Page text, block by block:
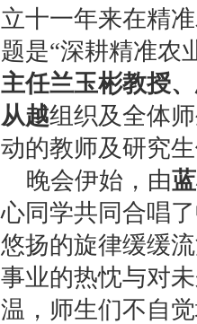
立十一年来在精
题是“深耕精准农
主任兰玉彬教授
从越组织及全体
动的教师及研究
晚会伊始，由
心同学共同合唱
悠扬的旋律缓缓
事业的热忱与对
温，师生们不自